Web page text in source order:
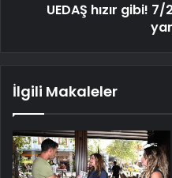
UEDAŞ hızır gibi!
İlgili Makaleler